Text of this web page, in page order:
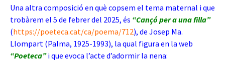
Una altra composició en què copsem el tema maternal i que
trobàrem el 5 de febrer del 2025, és “Cançó per a una filla”
(https://poeteca.cat/ca/poema/712), de Josep Ma.
Llompart (Palma, 1925-1993), la qual figura en la web
“Poeteca” i que evoca l’acte d’adormir la nena: